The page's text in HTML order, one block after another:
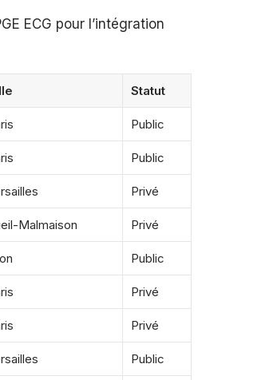
ECG pour l’intégration
Statut
Public
Public
Privé
Malmaison Privé
Public
Privé
Privé
Public